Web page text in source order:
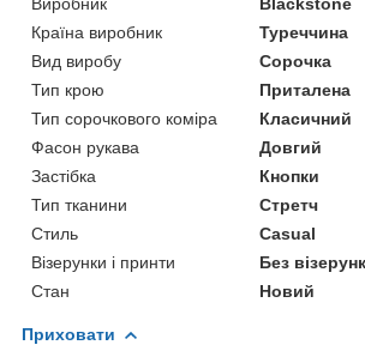
Країна виробник
Туреччина
Вид виробу
Сорочка
Тип крою
Приталена
Тип сорочкового коміра
Класичний
Фасон рукава
Довгий
Застібка
Кнопки
Тип тканини
Стретч
Стиль
Casual
Візерунки і принти
Без
Стан
Новий
Приховати